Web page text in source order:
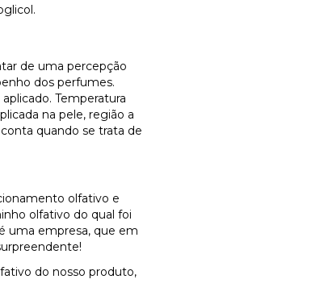
de uma percepção
dos perfumes.
Temperatura
na pele, região a
quando se trata de
olfativo e
olfativo do qual foi
uma empresa, que em
do nosso produto,